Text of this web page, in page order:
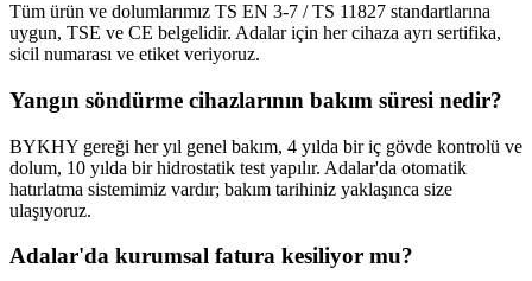
Tüm ürün ve dolumlarımız TS EN 3-7 / TS 11827 standartlarına
uygun, TSE ve CE belgelidir. Adalar için her cihaza ayrı sertifika,
sicil numarası ve etiket veriyoruz.
Yangın söndürme cihazlarının bakım süresi nedir?
BYKHY gereği her yıl genel bakım, 4 yılda bir iç gövde kontrolü ve
dolum, 10 yılda bir hidrostatik test yapılır. Adalar'da otomatik
hatırlatma sistemimiz vardır; bakım tarihiniz yaklaşınca size
ulaşıyoruz.
Adalar'da kurumsal fatura kesiliyor mu?